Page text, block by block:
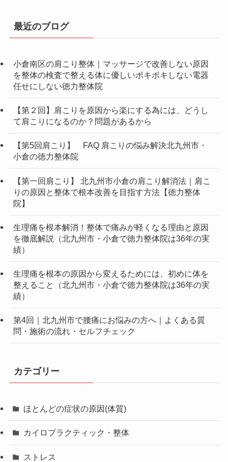
最近のブログ
小倉南区の肩こり整体｜マッサージで改善しない原因
を整体の検査で整える体に優しいボキボキしない電器
任せにしない徳力整体院
【第２回】肩こりを原因から楽にする為には、どうし
て肩こりになるのか？問題があるから
【第5回肩こり】 FAQ 肩こりの悩み解決北九州市・
小倉の徳力整体院
【第一回肩こり】 北九州市小倉の肩こり解消法｜肩こ
りの原因と整体で根本改善を目指す方法【徳力整体
院】
生理痛を根本解消！整体で痛みが軽くなる理由と原因
を徹底解説（北九州市・小倉で徳力整体院は36年の実
績）
生理痛を根本の原因から変えるためには、初めに体を
整えること（北九州市・小倉で徳力整体院は36年の実
績）
第4回｜北九州市で腰痛にお悩みの方へ｜よくある質
問・施術の流れ・セルフチェック
カテゴリー
ほとんどの症状の原因(体質)
カイロプラクティック・整体
ストレス